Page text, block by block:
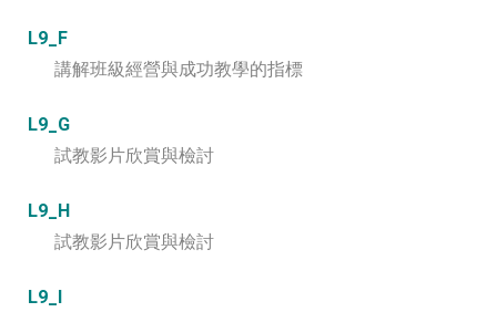
L9_F
講解班級經營與成功教學的指標
L9_G
試教影片欣賞與檢討
L9_H
試教影片欣賞與檢討
L9_I